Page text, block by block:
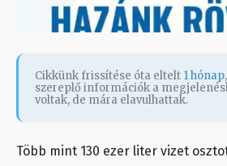
Cikkünk frissítése óta eltelt 1 hónap
szereplő információk a
voltak, de mára elavulhattak.
Több mint 130 ezer liter vizet